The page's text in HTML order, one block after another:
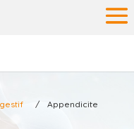
Appendicite